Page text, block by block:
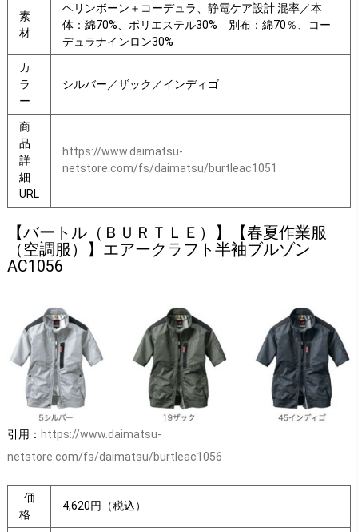
素
材
ヘリンボーン＋コーデュラ、静電ケア設計 混率／本
体：綿70%、ポリエステル30% 別布：綿70％、コー
デュラナインロン30%
カ
ラ
ー
シルバー／ザック／インディゴ
商
品
詳
細
URL
https://www.daimatsu-
netstore.com/fs/daimatsu/burtleac1051
【バートル（ＢＵＲＴＬＥ）】【春夏作業服
（空調服）】エアークラフト半袖ブルゾン
AC1056
引用： https://www.daimatsu-
netstore.com/fs/daimatsu/burtleac1056
価
格
4,620円（税込）